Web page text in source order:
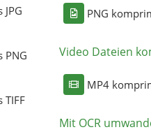
PNG
TIFF
PNG
Video Dateien
MP4
Mit OCR